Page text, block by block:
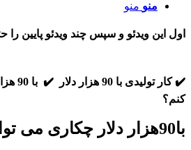
منو منو
اول این ویدئو و سپس چند ویدئو پایین را
✔️ کار تولیدی با 90 هزار دلار ✔️ با 90 هزار دلار چه کاری می توان انجام داد ؟
کنم؟
با90هزار دلار چکاری می توان انجام داد؟